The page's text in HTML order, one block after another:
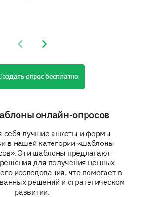
scale from 1 (Strongly
Agree).
and understandable.
influenced my opinion of the
was relevant to me.
Previous slide
Next slide
опрос бесплатно
онлайн-опросов
себя лучшие анкеты и формы
в нашей категории «шаблоны
Эти шаблоны предлагают
для получения ценных
исследования, что помогает в
решений и стратегическом
развитии.